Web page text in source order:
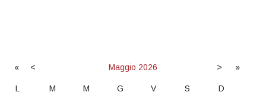
« < Maggio 2026 > »
L M M G V S D